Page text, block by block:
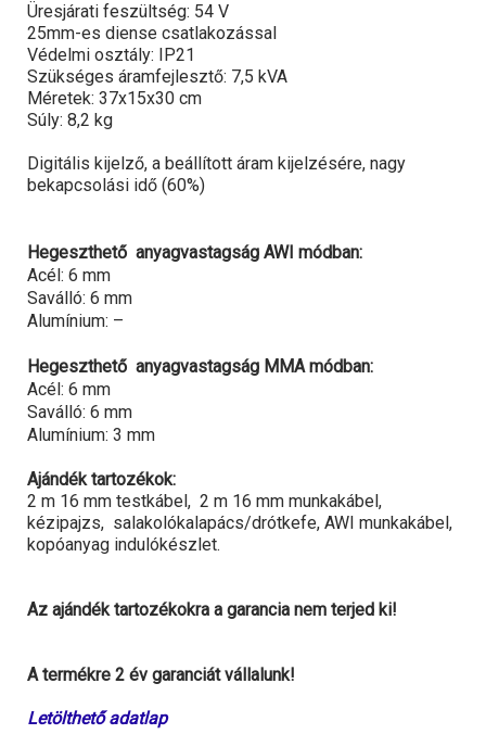
Üresjárati feszültség: 54 V
25mm-es diense csatlakozással
Védelmi osztály: IP21
Szükséges áramfejlesztő: 7,5 kVA
Méretek: 37x15x30 cm
Súly: 8,2 kg
Digitális kijelző, a beállított áram kijelzésére, nagy
bekapcsolási idő (60%)
Hegeszthető anyagvastagság AWI módban:
Acél: 6 mm
Saválló: 6 mm
Alumínium: –
Hegeszthető anyagvastagság MMA módban:
Acél: 6 mm
Saválló: 6 mm
Alumínium: 3 mm
Ajándék tartozékok:
2 m 16 mm testkábel, 2 m 16 mm munkakábel,
kézipajzs, salakolókalapács/drótkefe, AWI munkakábel,
kopóanyag indulókészlet.
Az ajándék tartozékokra a garancia nem terjed ki!
A termékre 2 év garanciát vállalunk!
Letölthető adatlap